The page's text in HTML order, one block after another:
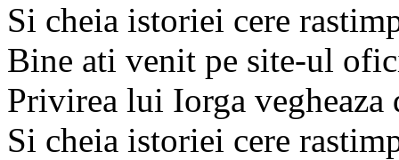
Si cheia istoriei cere
Bine ati venit pe site-ul
Privirea lui Iorga
Si cheia istoriei cere